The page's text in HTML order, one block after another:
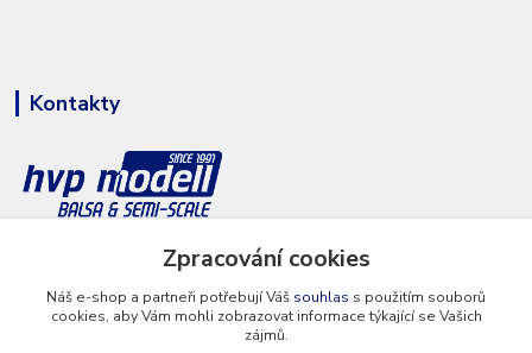
Kontakty
+420 777 286 674
info@hvp-modell.cz
Zpracování cookies
Náš e-shop a partneři potřebují Váš souhlas s použitím souborů
cookies, aby Vám mohli zobrazovat informace týkající se Vašich
zájmů.